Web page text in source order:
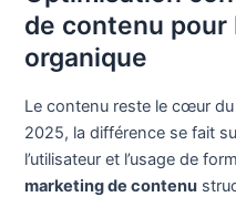
de contenu
organique
Le contenu reste le cœur
2025, la différence se fait
l’utilisateur et l’usage de
marketing de contenu